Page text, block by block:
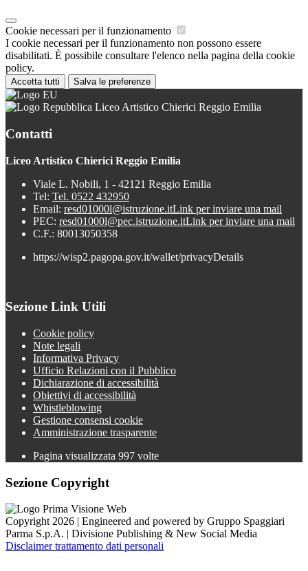
Cookie necessari per il funzionamento
I cookie necessari per il funzionamento non possono essere
disabilitati. È possibile consultare l'elenco nella pagina della cookie
policy.
Accetta tutti Salva le preferenze
Liceo Artistico Chierici Reggio Emilia
Contatti
Liceo Artistico Chierici Reggio Emilia
Viale L. Nobili, 1 - 42121 Reggio Emilia
Tel: Tel. 0522 432950
Email: resd01000l@istruzione.itLink per inviare una mail
PEC: resd01000l@pec.istruzione.itLink per inviare una mail
C.F.: 80013050358
https://wisp2.pagopa.gov.it/wallet/privacyDetails
Sezione Link Utili
Cookie policy
Note legali
Informativa Privacy
Ufficio Relazioni con il Pubblico
Dichiarazione di accessibilità
Obiettivi di accessibilità
Whistleblowing
Gestione consensi cookie
Amministrazione trasparente
Pagina visualizzata 997 volte
Sezione Copyright
Copyright 2026 | Engineered and powered by Gruppo Spaggiari
Parma S.p.A. | Divisione Publishing & New Social Media
Disclaimer trattamento dati personali